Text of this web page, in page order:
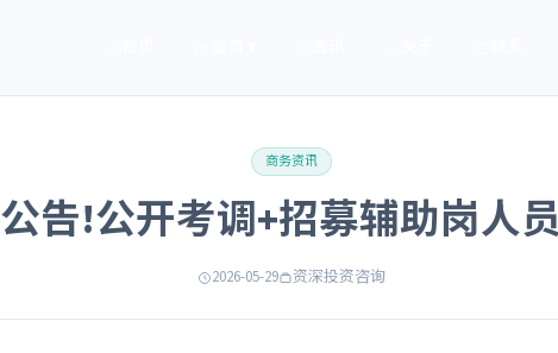
商务资讯
公告!公开考调+招募辅助岗人
2026-05-29 资深投资咨询